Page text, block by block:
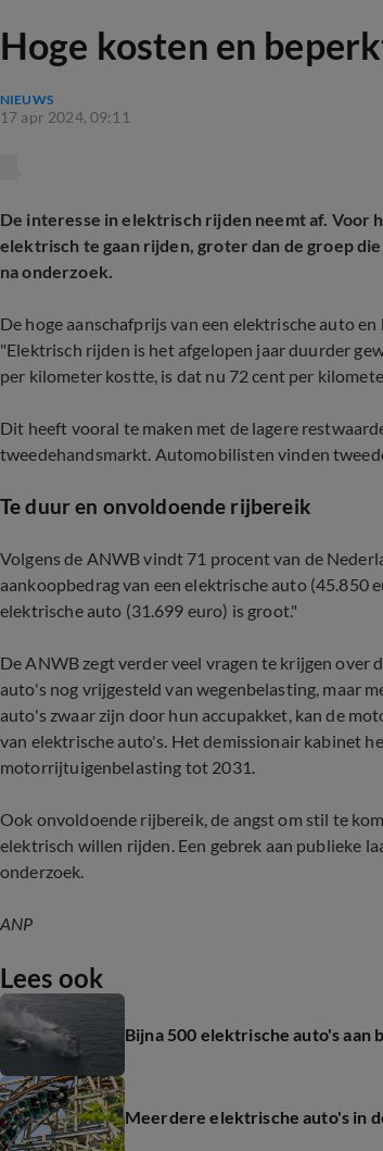
Hoge kosten en
NIEUWS
17 apr 2024, 09:11
De interesse in elektrisch rijden neemt af. Voor
elektrisch te gaan rijden, groter dan de groep
na onderzoek.
De hoge aanschafprijs van een elektrische auto
"Elektrisch rijden is het afgelopen jaar duurder
per kilometer kostte, is dat nu 72 cent per
Dit heeft vooral te maken met de lagere
tweedehandsmarkt. Automobilisten vinden
Te duur en onvoldoende rijbereik
Volgens de ANWB vindt 71 procent van de
aankoopbedrag van een elektrische auto (45.850
elektrische auto (31.699 euro) is groot."
De ANWB zegt verder veel vragen te krijgen
auto's nog vrijgesteld van wegenbelasting, maar
auto's zwaar zijn door hun accupakket, kan de
van elektrische auto's. Het demissionair kabinet
motorrijtuigenbelasting tot 2031.
Ook onvoldoende rijbereik, de angst om stil te
elektrisch willen rijden. Een gebrek aan publieke
onderzoek.
ANP
Lees ook
Bijna 500 elektrische auto's aan
Meerdere elektrische auto's in